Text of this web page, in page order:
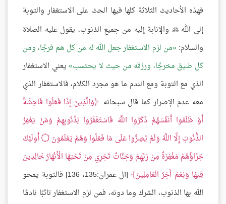
فهذه الأحاديث الثلاثة كلها فيها الحث على الاستغفار والتوبة
إلى الله والإنابة إليه من جميع الذنوب، يقول عليه الصلاة
والسلام: من لزم الاستغفار جعل الله له من كل هم فرجًا، ومن
كل ضيق مخرجًا، ورزقه من حيث لا يحتسب يعني الاستغفار
الذي مع التوبة ومع الندم ما هو مجرد الكلام، فالاستغفار الذي
معه عدم الإصرار كما قال سبحانه: وَالَّذِينَ إِذَا فَعَلُوا فَاحِشَةً
أَوْ ظَلَمُوا أَنْفُسَهُمْ ذَكَرُوا اللَّهَ فَاسْتَغْفَرُوا لِذُنُوبِهِمْ وَمَنْ يَغْفِرُ
الذُّنُوبَ إِلَّا اللَّهُ وَلَمْ يُصِرُّوا عَلَى مَا فَعَلُوا وَهُمْ يَعْلَمُونَ۝أُولَئِكَ
جَزَاؤُهُمْ مَغْفِرَةٌ مِنْ رَبِّهِمْ وَجَنَّاتٌ تَجْرِي مِنْ تَحْتِهَا الْأَنْهَارُ خَالِدِينَ
فِيهَا وَنِعْمَ أَجْرُ الْعَامِلِينَ
[آل عمران:135، 136] فالتوبة يمحو
الله بها الذنوب، الشرك وما دونه، فمن لزم الاستغفار تائبًا نادمًا